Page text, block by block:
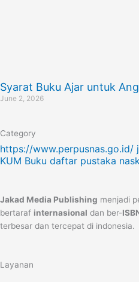
Syarat Buku Ajar untuk
June 2, 2026
Category
https://www.perpusnas.go.id/
KUM Buku daftar pustaka
Jakad Media Publishing menjadi
bertaraf internasional dan ber-
terbesar dan tercepat di indonesia.
Layanan